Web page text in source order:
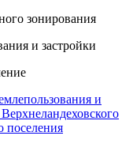
зонирования
и застройки
и
поселения